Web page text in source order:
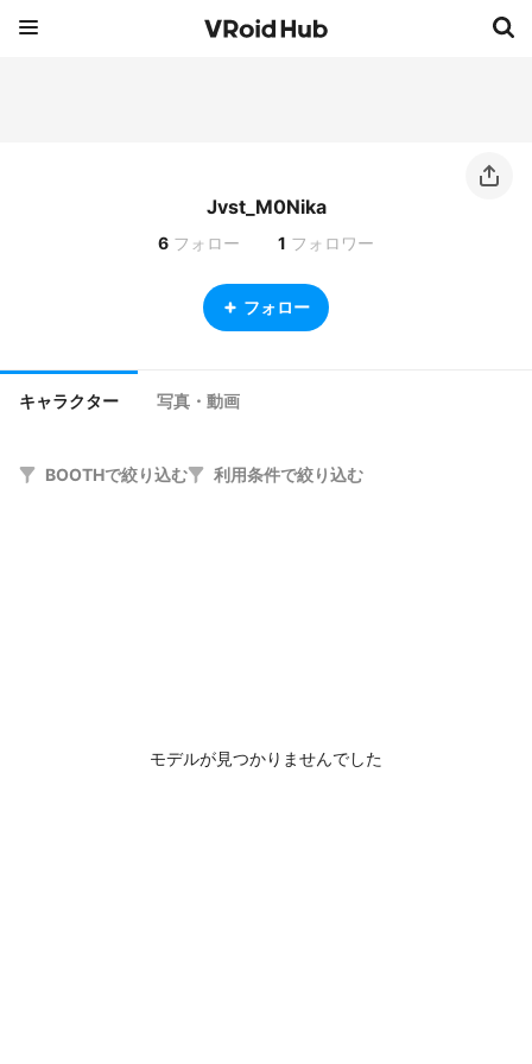
Jvst_M0Nika
6 フォロー 1 フォロワー
フォロー
キャラクター 写真・動画
BOOTHで絞り込む 利用条件で絞り込む
モデルが見つかりませんでした